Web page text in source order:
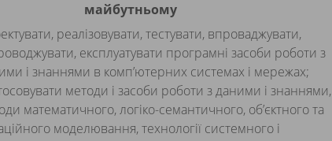
майбутньому
реалізовувати, тестувати, впроваджувати,
експлуатувати програмні засоби роботи з
і знаннями в комп’ютерних системах і мережах;
методи і засоби роботи з даними і знаннями,
математичного, логіко-семантичного, об’єктного та
моделювання, технології системного і